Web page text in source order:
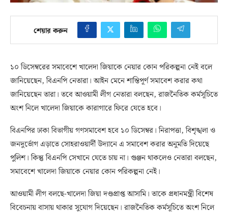
শেয়ার করুন
১০ ডিসেম্বরের সমাবেশে খালেদা জিয়াকে নেয়ার কোন পরিকল্পনা নেই বলে
জানিয়েছেন, বিএনপি নেতারা। আইন মেনে শান্তিপূর্ণ সমাবেশ করার কথা
জানিয়েছেন তারা। তবে আওয়ামী লীগ নেতারা বলছেন, রাজনৈতিক কর্মসূচিতে
অংশ নিলে খালেদা জিয়াকে কারাগারে ফিরে যেতে হবে।
বিএনপির ঢাকা বিভাগীয় গণসমাবেশ হবে ১০ ডিসেম্বর। নিরাপত্তা, বিশৃঙ্খলা ও
জনদুর্ভোগ এড়াতে সোহরাওয়ার্দী উদ্যানে এ সমাবেশ করার অনুমতি দিয়েছে
পুলিশ। কিন্তু বিএনপি সেখানে যেতে চায় না। গুঞ্জন থাকলেও নেতারা বলছেন,
সমাবেশে খালেদা জিয়াকে নেয়ার কোন পরিকল্পনা নেই।
আওয়ামী লীগ বলছে-খালেদা জিয়া দণ্ডপ্রাপ্ত আসামি। তাকে প্রধানমন্ত্রী বিশেষ
বিবেচনায় বাসায় থাকার সুযোগ দিয়েছেন। রাজনৈতিক কর্মসূচিতে অংশ নিলে